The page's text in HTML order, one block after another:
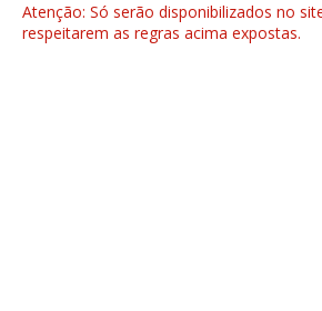
Atenção: Só serão disponibilizados no
respeitarem as regras acima expostas.